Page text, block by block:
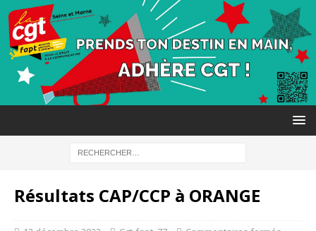
Résultats CAP/CCP à ORANGE